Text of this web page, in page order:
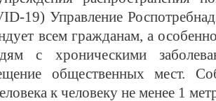
19) Управление
всем гражданам, а
с хроническими
общественных мест.
к человеку не менее 1